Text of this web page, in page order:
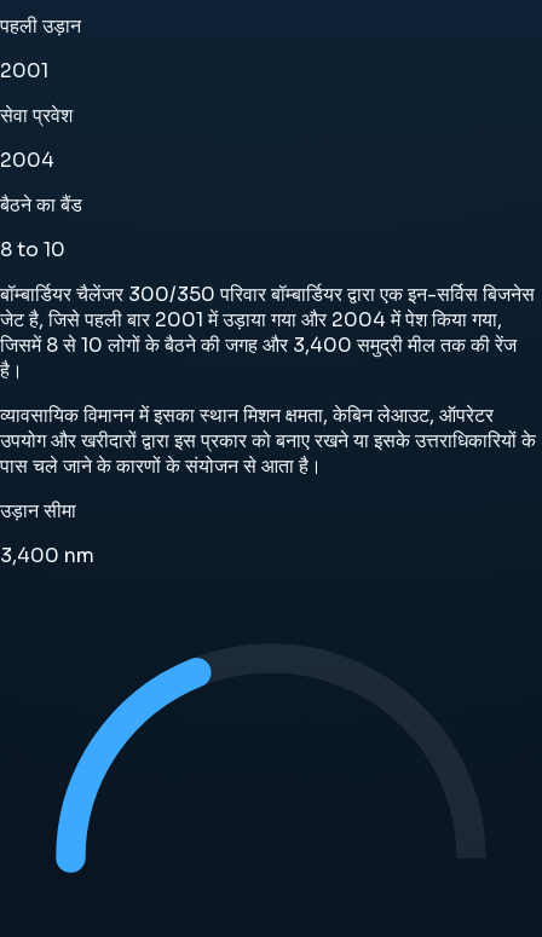
पहली उड़ान
2001
सेवा प्रवेश
2004
बैठने का बैंड
8 to 10
बॉम्बार्डियर चैलेंजर 300/350 परिवार बॉम्बार्डियर द्वारा एक इन-सर्विस बिजनेस
जेट है, जिसे पहली बार 2001 में उड़ाया गया और 2004 में पेश किया गया,
जिसमें 8 से 10 लोगों के बैठने की जगह और 3,400 समुद्री मील तक की रेंज
है।
व्यावसायिक विमानन में इसका स्थान मिशन क्षमता, केबिन लेआउट, ऑपरेटर
उपयोग और खरीदारों द्वारा इस प्रकार को बनाए रखने या इसके उत्तराधिकारियों के
पास चले जाने के कारणों के संयोजन से आता है।
उड़ान सीमा
3,400 nm